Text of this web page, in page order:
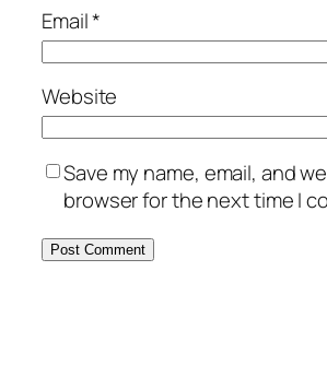
Email*
Website
Save my name, email, and
browser for the next time I